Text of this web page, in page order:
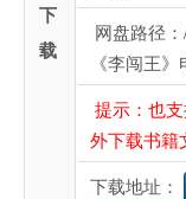
下
载
网盘路径
《李闯王
提示：也
外下载书籍
下载地址：